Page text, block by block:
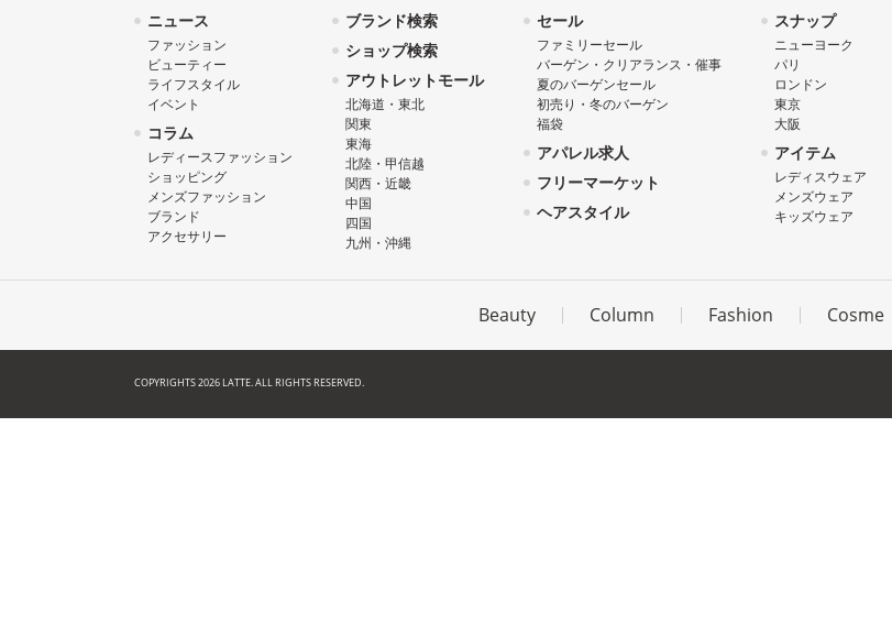
ニュース
ファッション
ビューティー
ライフスタイル
イベント
コラム
レディースファッション
ショッピング
メンズファッション
ブランド
アクセサリー
ブランド検索
ショップ検索
アウトレットモール
北海道・東北
関東
東海
北陸・甲信越
関西・近畿
中国
四国
九州・沖縄
セール
ファミリーセール
バーゲン・クリアランス・催事
夏のバーゲンセール
初売り・冬のバーゲン
福袋
アパレル求人
フリーマーケット
ヘアスタイル
スナップ
ニューヨーク
パリ
ロンドン
東京
大阪
アイテム
レディスウェア
メンズウェア
キッズウェア
Beauty Column Fashion Cosme
COPYRIGHTS 2026 LATTE. ALL RIGHTS RESERVED.